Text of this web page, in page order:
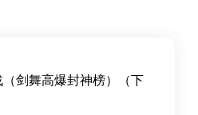
（剑舞高爆封神榜）（下